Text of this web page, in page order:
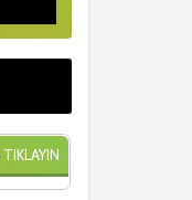
TIKLAYIN